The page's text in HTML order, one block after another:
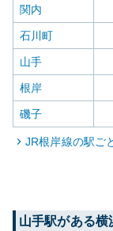
関内
石川町
山手
根岸
磯子
JR根岸線の駅ご
山手駅がある横